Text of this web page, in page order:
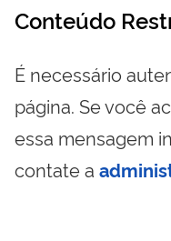
Conteúdo
É necessário
página. Se você
essa mensagem
contate a